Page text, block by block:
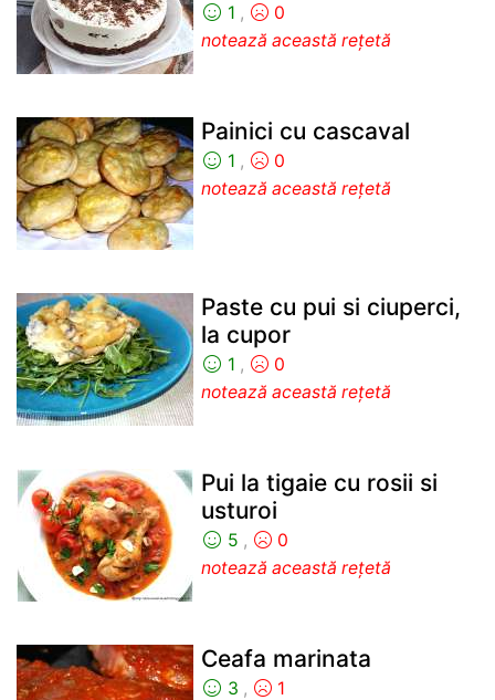
1 ,
0
notează această rețetă
Painici cu cascaval
1 ,
0
notează această rețetă
Paste cu pui si ciuperci,
la cupor
1 ,
0
notează această rețetă
Pui la tigaie cu rosii si
usturoi
5 ,
0
notează această rețetă
Ceafa marinata
3 ,
1